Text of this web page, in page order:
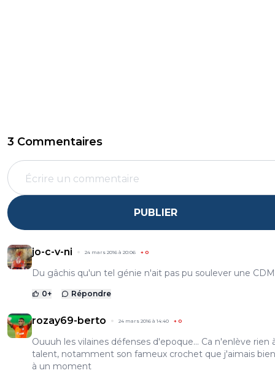
3 Commentaires
PUBLIER
jo-c-v-ni 24 mars 2016 à 20:06 + 0
Du gâchis qu'un tel génie n'ait pas pu soulever une
0+ Répondre
rozay69-berto 24 mars 2016 à 14:40 + 0
Ouuuh les vilaines défenses d'epoque... Ca n'enlève rien
talent, notamment son fameux crochet que j'aimais
à un moment